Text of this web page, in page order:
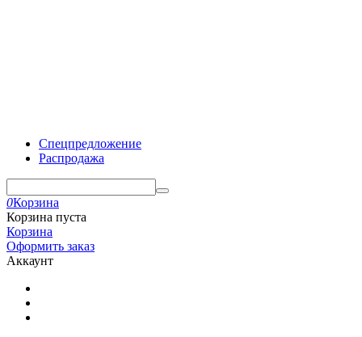
Спецпредложение
Распродажа
0Корзина
Корзина пуста
Корзина
Оформить заказ
Аккаунт